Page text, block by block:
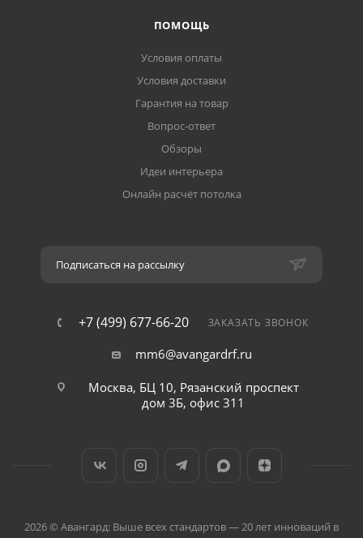
ПОМОЩЬ
Условия оплаты
Условия доставки
Гарантия на товар
Вопрос-ответ
Обзоры
Идеи интерьера
Онлайн расчёт потолка
Подписаться на рассылку
+7 (499) 677-66-20 ЗАКАЗАТЬ ЗВОНОК
mm6@avangardrf.ru
Москва, БЦ 10, Рязанский проспект
дом 3Б, офис 311
2026 © Авангард: Выше всех стандартов — 20 лет инноваций в